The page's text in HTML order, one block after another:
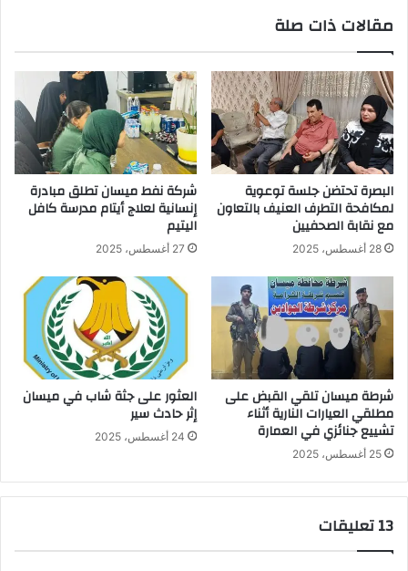
مقالات ذات صلة
البصرة تحتضن جلسة توعوية
لمكافحة التطرف العنيف بالتعاون
مع نقابة الصحفيين
28 أغسطس، 2025
شركة نفط ميسان تطلق مبادرة
إنسانية لعلاج أيتام مدرسة كافل
اليتيم
27 أغسطس، 2025
شرطة ميسان تلقي القبض على
مطلقي العيارات النارية أثناء
تشييع جنائزي في العمارة
25 أغسطس، 2025
العثور على جثة شاب في ميسان
إثر حادث سير
24 أغسطس، 2025
‫13 تعليقات